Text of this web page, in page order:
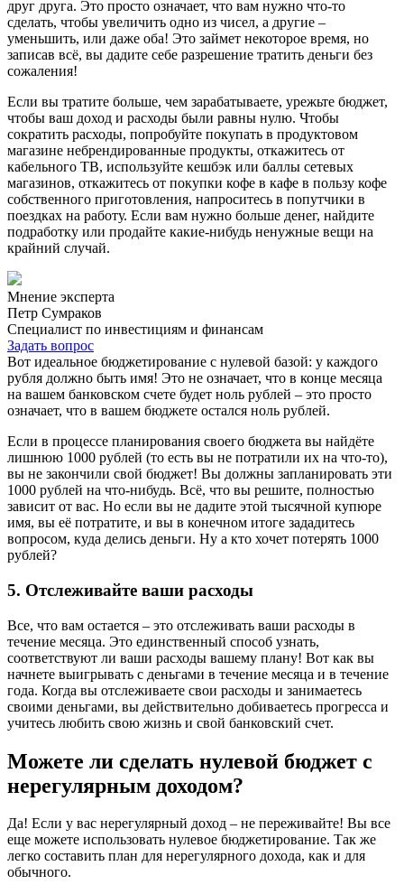
друг друга. Это просто означает, что вам нужно что-то
сделать, чтобы увеличить одно из чисел, а другие –
уменьшить, или даже оба! Это займет некоторое время, но
записав всё, вы дадите себе разрешение тратить деньги без
сожаления!
Если вы тратите больше, чем зарабатываете, урежьте бюджет,
чтобы ваш доход и расходы были равны нулю. Чтобы
сократить расходы, попробуйте покупать в продуктовом
магазине небрендированные продукты, откажитесь от
кабельного ТВ, используйте кешбэк или баллы сетевых
магазинов, откажитесь от покупки кофе в кафе в пользу кофе
собственного приготовления, напроситесь в попутчики в
поездках на работу. Если вам нужно больше денег, найдите
подработку или продайте какие-нибудь ненужные вещи на
крайний случай.
Мнение эксперта
Петр Сумраков
Специалист по инвестициям и финансам
Задать вопрос
Вот идеальное бюджетирование с нулевой базой: у каждого
рубля должно быть имя! Это не означает, что в конце месяца
на вашем банковском счете будет ноль рублей – это просто
означает, что в вашем бюджете остался ноль рублей.
Если в процессе планирования своего бюджета вы найдёте
лишнюю 1000 рублей (то есть вы не потратили их на что-то),
вы не закончили свой бюджет! Вы должны запланировать эти
1000 рублей на что-нибудь. Всё, что вы решите, полностью
зависит от вас. Но если вы не дадите этой тысячной купюре
имя, вы её потратите, и вы в конечном итоге зададитесь
вопросом, куда делись деньги. Ну а кто хочет потерять 1000
рублей?
5. Отслеживайте ваши расходы
Все, что вам остается – это отслеживать ваши расходы в
течение месяца. Это единственный способ узнать,
соответствуют ли ваши расходы вашему плану! Вот как вы
начнете выигрывать с деньгами в течение месяца и в течение
года. Когда вы отслеживаете свои расходы и занимаетесь
своими деньгами, вы действительно добиваетесь прогресса и
учитесь любить свою жизнь и свой банковский счет.
Можете ли сделать нулевой бюджет с
нерегулярным доходом?
Да! Если у вас нерегулярный доход – не переживайте! Вы все
еще можете использовать нулевое бюджетирование. Так же
легко составить план для нерегулярного дохода, как и для
обычного.